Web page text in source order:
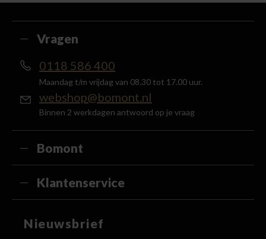
Vragen
0118 586 400
Maandag t/m vrijdag van 08.30 tot 17.00 uur.
webshop@bomont.nl
Binnen 2 werkdagen antwoord op je vraag
Bomont
Klantenservice
Nieuwsbrief